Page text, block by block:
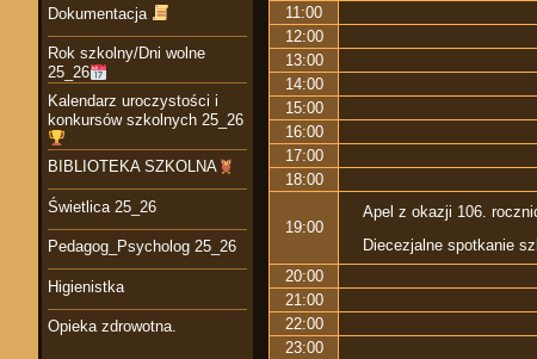
11:00
12:00
13:00
14:00
15:00
16:00
17:00
18:00
19:00
Apel z okazji 106.
Diecezjalne spotkanie
20:00
21:00
22:00
23:00
Dokumentacja
Rok szkolny/Dni wolne
25_26
Kalendarz uroczystości i
konkursów szkolnych 25_26
BIBLIOTEKA SZKOLNA
Świetlica 25_26
Pedagog_Psycholog 25_26
Higienistka
Opieka zdrowotna.